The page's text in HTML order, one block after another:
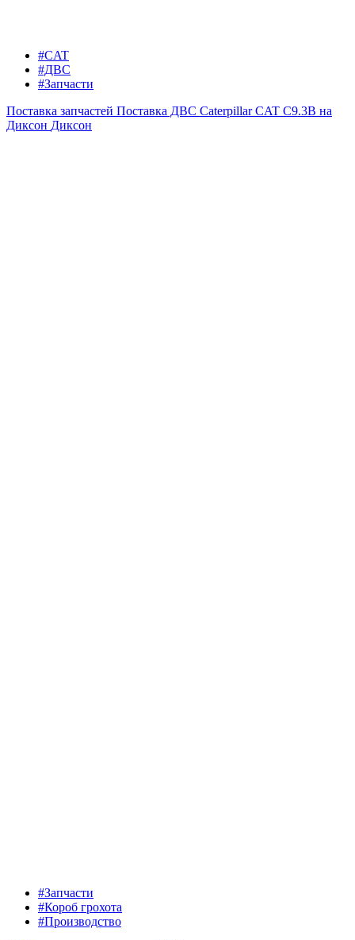
#CAT
#ДВС
#Запчасти
Поставка запчастей Поставка ДВС Caterpillar CAT C9.3B на
Диксон Диксон
#Запчасти
#Короб грохота
#Производство